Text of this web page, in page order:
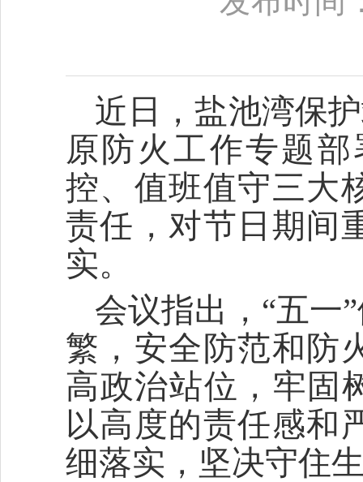
近日，盐池湾保
原防火工作专题
控、值班值守三大
责任，对节日期间
实。
会议指出，“五一
繁，安全防范和防
高政治站位，牢固
以高度的责任感和
细落实，坚决守住